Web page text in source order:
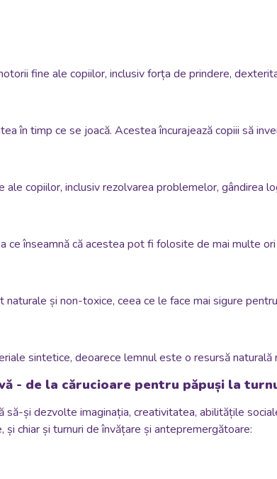
fine ale copiilor, inclusiv forța de prindere,
în timp ce se joacă. Acestea încurajează copiii să
copiilor, inclusiv rezolvarea problemelor, gândirea
ce înseamnă că acestea pot fi folosite de mai multe
și non-toxice, ceea ce le face mai sigure
sintetice, deoarece lemnul este o resursă naturală
- de la cărucioare pentru păpuși la
să-și dezvolte imaginația, creativitatea, abilitățile
și chiar și turnuri de învățare și antepremergătoare: